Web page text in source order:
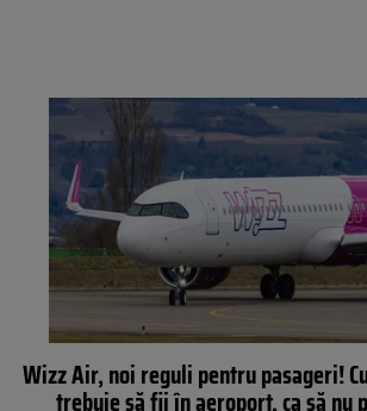
Wizz Air, noi reguli pentru pasageri!
trebuie să fii în aeroport, ca să nu